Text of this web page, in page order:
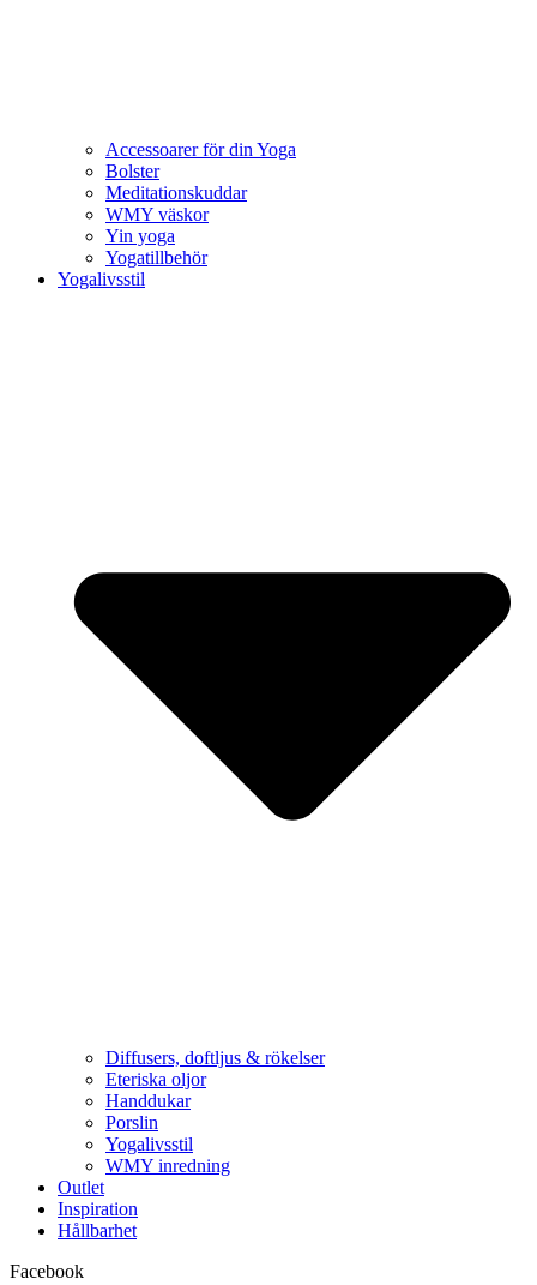
Accessoarer för din Yoga
Bolster
Meditationskuddar
WMY väskor
Yin yoga
Yogatillbehör
Yogalivsstil
Diffusers, doftljus & rökelser
Eteriska oljor
Handdukar
Porslin
Yogalivsstil
WMY inredning
Outlet
Inspiration
Hållbarhet
Facebook